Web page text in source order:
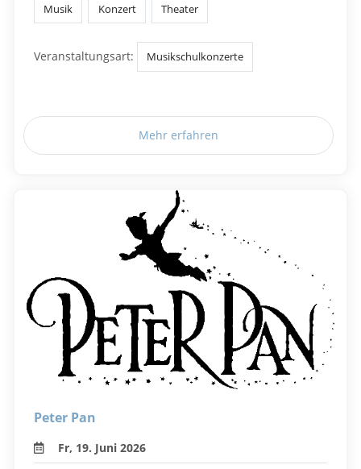
Musik Konzert Theater
Veranstaltungsart: Musikschulkonzerte
Mehr erfahren
Peter Pan
Fr, 19. Juni 2026